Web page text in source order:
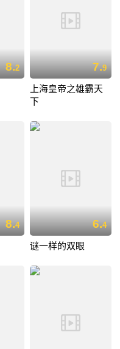
8.2 7.9
上海皇帝之雄霸天
下
8.4 6.4
谜一样的双眼